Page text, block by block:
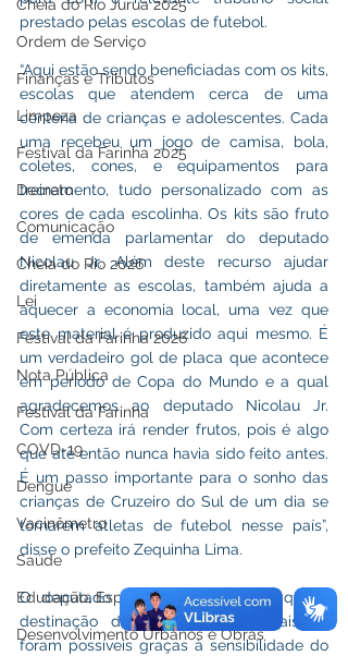
Cheia do Rio Juruá 2025
Ordem de Serviço
Finanças e Tributos
Limpeza
Festival da Farinha 2025
Decreto
Comunicação
Cheia do Rio 2026
Lei
Festival da Farinha 2026
Nota Pública
Festival da Farinha
COVD-19
Dengue
Vacinômetro
Saúde
Educação, Esporte e Lazer
Desenvolvimento Urbanos e Obras
prestado pelas escolas de futebol.
“Aqui estão sendo beneficiadas com os kits,
escolas que atendem cerca de uma
centena de crianças e adolescentes. Cada
uma recebeu um jogo de camisa, bola,
coletes, cones, e equipamentos para
treinamento, tudo personalizado com as
cores de cada escolinha. Os kits são fruto
de emenda parlamentar do deputado
Nicolau Jr. Além deste recurso ajudar
diretamente as escolas, também ajuda a
aquecer a economia local, uma vez que
este material é produzido aqui mesmo. É
um verdadeiro gol de placa que acontece
em período de Copa do Mundo e a qual
agradecemos ao deputado Nicolau Jr.
Com certeza irá render frutos, pois é algo
que até então nunca havia sido feito antes.
É um passo importante para o sonho das
crianças de Cruzeiro do Sul de um dia se
tornarem atletas de futebol nesse país”,
disse o prefeito Zequinha Lima.
O deputado Nicolau Jr. destacou que a
destinação das emendas estaduais só
foram possíveis graças à sensibilidade do